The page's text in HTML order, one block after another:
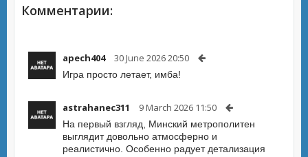
Комментарии:
apech404 30 June 2026 20:50
Игра просто летает, имба!
astrahanec311 9 March 2026 11:50
На первый взгляд, Минский метрополитен
выглядит довольно атмосферно и
реалистично. Особенно радует детализация